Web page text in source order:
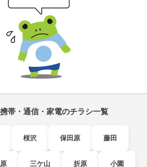
帯・通信・家電のチラシ一覧
桜沢 保田原 藤田
三ケ山 折原 小園